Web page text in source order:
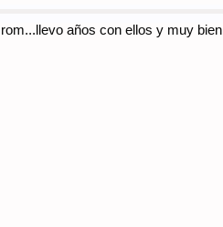
años con ellos y muy